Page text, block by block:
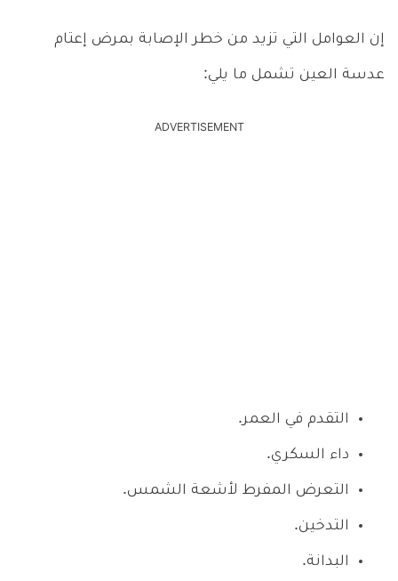
إن العوامل التي تزيد من خطر الإصابة بمرض إعتام
عدسة العين تشمل ما يلي:
ADVERTISEMENT
التقدم في العمر.
داء السكري.
التعرض المفرط لأشعة الشمس.
التدخين.
البدانة.